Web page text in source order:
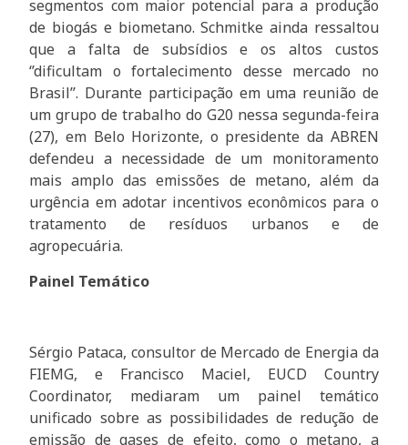
segmentos com maior potencial para a produção
de biogás e biometano. Schmitke ainda ressaltou
que a falta de subsídios e os altos custos
‘’dificultam o fortalecimento desse mercado no
Brasil’’. Durante participação em uma reunião de
um grupo de trabalho do G20 nessa segunda-feira
(27), em Belo Horizonte, o presidente da ABREN
defendeu a necessidade de um monitoramento
mais amplo das emissões de metano, além da
urgência em adotar incentivos econômicos para o
tratamento de resíduos urbanos e de
agropecuária.
Painel Temático
Sérgio Pataca, consultor de Mercado de Energia da
FIEMG, e Francisco Maciel, EUCD Country
Coordinator, mediaram um painel temático
unificado sobre as possibilidades de redução de
emissão de gases de efeito, como o metano, a